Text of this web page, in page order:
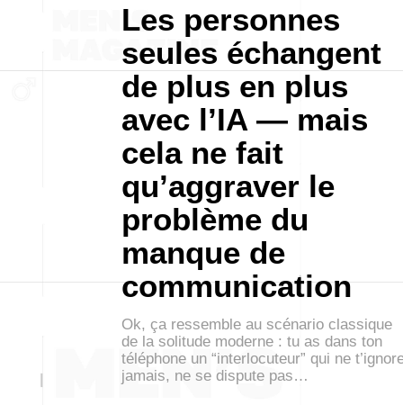
Les personnes
seules échangent
de plus en plus
avec l’IA — mais
cela ne fait
qu’aggraver le
problème du
manque de
communication
Ok, ça ressemble au scénario classique
de la solitude moderne : tu as dans ton
téléphone un “interlocuteur” qui ne
jamais, ne se dispute pas…